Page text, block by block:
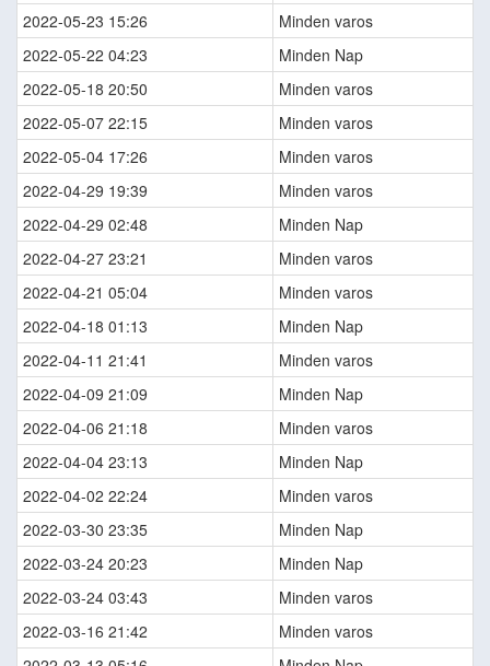
2022-05-23 15:26
Minden varos
2022-05-22 04:23
Minden Nap
2022-05-18 20:50
Minden varos
2022-05-07 22:15
Minden varos
2022-05-04 17:26
Minden varos
2022-04-29 19:39
Minden varos
2022-04-29 02:48
Minden Nap
2022-04-27 23:21
Minden varos
2022-04-21 05:04
Minden varos
2022-04-18 01:13
Minden Nap
2022-04-11 21:41
Minden varos
2022-04-09 21:09
Minden Nap
2022-04-06 21:18
Minden varos
2022-04-04 23:13
Minden Nap
2022-04-02 22:24
Minden varos
2022-03-30 23:35
Minden Nap
2022-03-24 20:23
Minden Nap
2022-03-24 03:43
Minden varos
2022-03-16 21:42
Minden varos